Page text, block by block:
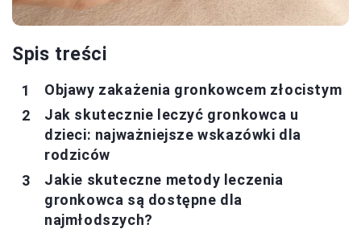
Spis treści
Objawy zakażenia gronkowcem złocistym
Jak skutecznie leczyć gronkowca u
dzieci: najważniejsze wskazówki dla
rodziców
Jakie skuteczne metody leczenia
gronkowca są dostępne dla
najmłodszych?